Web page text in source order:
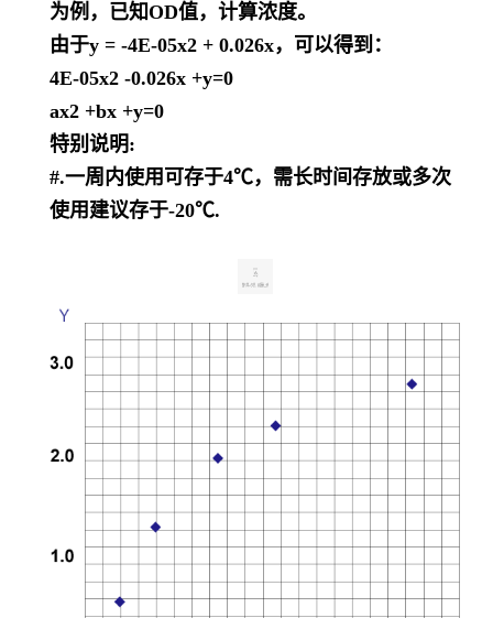
为例，已知OD值，计算浓度。
由于y = -4E-05x2 + 0.026x，可以得到：
4E-05x2 -0.026x +y=0
ax2 +bx +y=0
特别说明:
#.一周内使用可存于4℃，需长时间存放或多次
使用建议存于-20℃.